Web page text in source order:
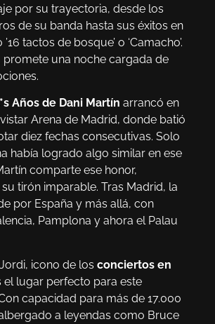
por su trayectoria, desde los
de su banda hasta sus éxitos en
tactos de bosque’ o ‘Camacho’.
promete una noche cargada de
Años de Dani Martín arrancó en
Arena de Madrid, donde batió
diez fechas consecutivas. Solo
había logrado algo similar en ese
comparte ese honor,
tirón imparable. Tras Madrid, la
por España y más allá, con
Pamplona y ahora el Palau
icono de los conciertos en
el lugar perfecto para este
capacidad para más de 17.000
a leyendas como Bruce